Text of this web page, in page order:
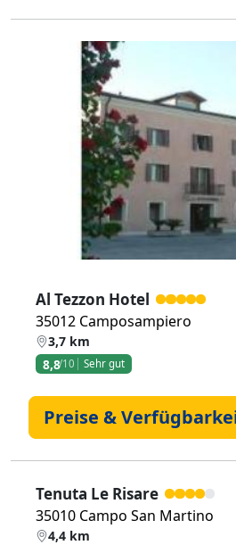
Zurück
Al Tezzon Hotel
35012 Camposampiero
3,7 km
8,8/10 Sehr gut
Preise &
Tenuta Le Risare
35010 Campo San Martino
4,4 km